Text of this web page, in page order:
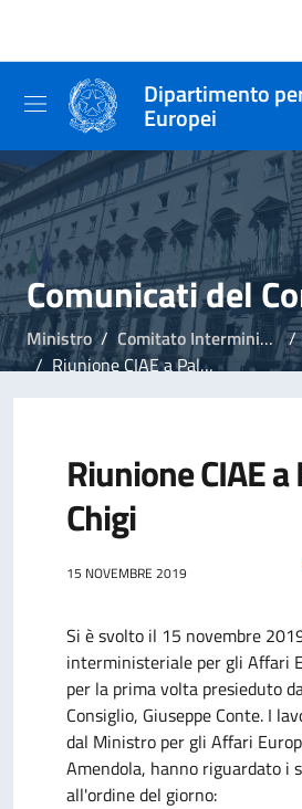
Dipartimento
Europei
Ministro Comitato Interministeriale per gli Affari Europei
Riunione CIAE a Palazzo Chigi
Riunione CIAE
Chigi
15 NOVEMBRE 2019
Si è svolto il 15 novembre
interministeriale per gli Affari
per la prima volta presieduto
Consiglio, Giuseppe Conte. I
dal Ministro per gli Affari
Amendola, hanno riguardato i
all'ordine del giorno: